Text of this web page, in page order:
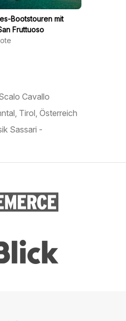
Bootstouren mit
Fruttuoso
Cavallo
Tirol, Österreich
Sassari -